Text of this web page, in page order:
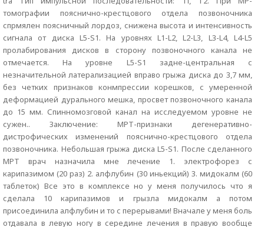
томографии пояснично-крестцового отдела позвоночника
спрмялен поясничный лордоз, снижена высота и интенсивность
сигнала от диска L5-S1. На уровнях L1-L2, L2-L3, L3-L4, L4-L5
пролабирования дисков в сторону позвоночного канала не
отмечается. На уровне L5-S1 задне-центральная с
незначительной латерализацией вправо грыжа диска до 3,7 мм,
без четких признаков конмпрессии корешков, с умеренной
деформацией дурального мешка, просвет позвоночного канала
до 15 мм. Спинномозговой канал на исследуемом уровне не
сужен.. Заключение: МРТ-признаки дегенеративно-
дистрофических изменений пояснично-крестцового отдела
позвоночника. Небольшая грыжа диска L5-S1. После сделанного
МРТ врач назначила мне лечение 1. электрофорез с
карипазимом (20 раз) 2. алфлубин (30 иньекций) 3. мидокалм (60
таблеток) Все это в комплексе но у меня получилось что я
сделала 10 карипазимов и грызла мидокалм а потом
присоединила алфлубин и то с перерывами! Вначале у меня боль
отдавала в левую ногу в середине лечения в правую вообще